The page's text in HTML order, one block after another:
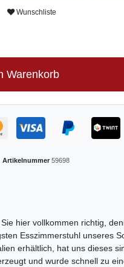
Wunschliste
Warenkorb
Artikelnummer 59698
hier vollkommen richtig,
Esszimmerstuhl unseres
erhältlich, hat uns dieses
und wurde schnell zu